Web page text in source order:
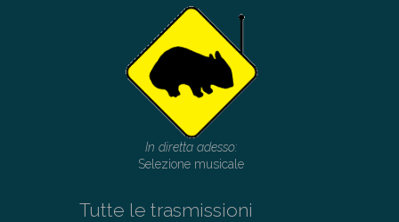
In diretta adesso:
Selezione musicale
Tutte le trasmissioni